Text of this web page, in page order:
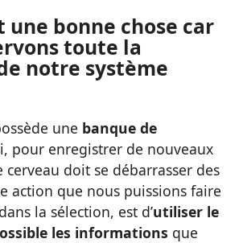
une bonne chose car
toute la
notre système
une banque de
pour enregistrer de nouveaux
cerveau doit se débarrasser des
action que nous puissions faire
la sélection, est d’utiliser le
les informations que